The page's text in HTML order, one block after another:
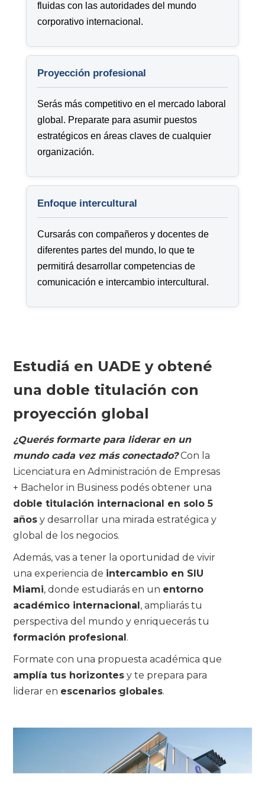
fluidas con las autoridades del mundo
corporativo internacional.
Proyección profesional
Serás más competitivo en el mercado laboral
global. Preparate para asumir puestos
estratégicos en áreas claves de cualquier
organización.
Enfoque intercultural
Cursarás con compañeros y docentes de
diferentes partes del mundo, lo que te
permitirá desarrollar competencias de
comunicación e intercambio intercultural.
Estudiá en UADE y obtené
una doble titulación con
proyección global
¿Querés formarte para liderar en un
mundo cada vez más conectado?Con la
Licenciatura en Administración de Empresas
+ Bachelor in Business podés obtener una
doble titulación internacional en solo 5
años y desarrollar una mirada estratégica y
global de los negocios.
Además, vas a tener la oportunidad de vivir
una experiencia de intercambio en SIU
Miami, donde estudiarás en un entorno
académico internacional , ampliarás tu
perspectiva del mundo y enriquecerás tu
formación profesional .
Formate con una propuesta académica que
amplía tus horizontes y te prepara para
liderar en escenarios globales.